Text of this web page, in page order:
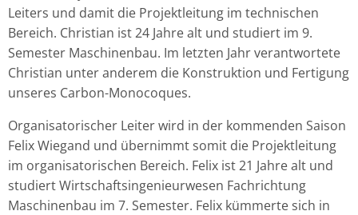
Leiters und damit die Projektleitung im technischen
Bereich. Christian ist 24 Jahre alt und studiert im 9.
Semester Maschinenbau. Im letzten Jahr verantwortete
Christian unter anderem die Konstruktion und Fertigung
unseres Carbon-Monocoques.
Organisatorischer Leiter wird in der kommenden Saison
Felix Wiegand und übernimmt somit die Projektleitung
im organisatorischen Bereich. Felix ist 21 Jahre alt und
studiert Wirtschaftsingenieurwesen Fachrichtung
Maschinenbau im 7. Semester. Felix kümmerte sich in